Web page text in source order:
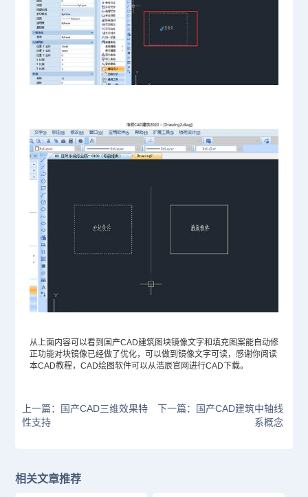
从上面内容可以看到 国产CAD建筑图块镜像文字和填充图案能自动修
正功能对块镜像已经做了优化，可以做到镜像文字可读，感谢你阅读
本CAD教程，CAD绘图软件可以从浩辰官网进行CAD下载。
上一篇：国产CAD三维效果特
性支持
下一篇：国产CAD建筑中轴线
系概念
相关文章推荐